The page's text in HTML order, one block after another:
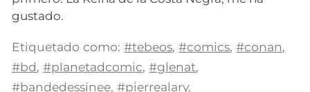
gustado.
Etiquetado como: #tebeos,#comics,#conan,
#bd,#planetadcomic,#glenat,
#bandedessinee,#pierrealary,